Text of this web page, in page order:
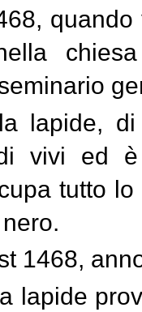
lapide, di
vivi ed è
tutto
1468,
lapide